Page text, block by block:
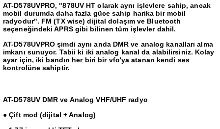
AT-D578UVPRO, "878UV HT olarak aynı işlevlere sahip, ancak
mobil durumda daha fazla güce sahip harika bir mobil
radyodur". FM (TX wise) dijital dolaşım ve Bluetooth
seçeneğindeki APRS gibi bilinen tüm işlevler dahil.
AT-D578UVPRO şimdi aynı anda DMR ve analog kanalları alma
imkanı sunuyor. Tabii ki iki analog kanal da alabilirsiniz. Kolay
ayar için, iki bandın her biri bir vfo'ya atanan kendi ses
kontrolüne sahiptir.
AT-D578UV DMR ve Analog VHF/UHF radyo
● Çift mod (dijital + Analog)